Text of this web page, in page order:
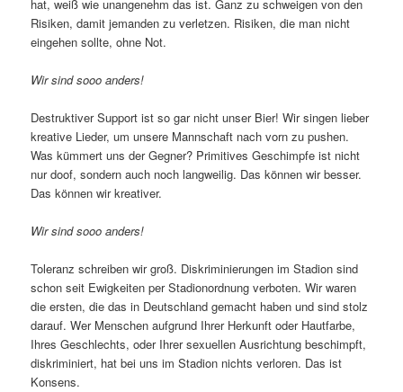
hat, weiß wie unangenehm das ist. Ganz zu schweigen von den
Risiken, damit jemanden zu verletzen. Risiken, die man nicht
eingehen sollte, ohne Not.
Wir sind sooo anders!
Destruktiver Support ist so gar nicht unser Bier! Wir singen lieber
kreative Lieder, um unsere Mannschaft nach vorn zu pushen.
Was kümmert uns der Gegner? Primitives Geschimpfe ist nicht
nur doof, sondern auch noch langweilig. Das können wir besser.
Das können wir kreativer.
Wir sind sooo anders!
Toleranz schreiben wir groß. Diskriminierungen im Stadion sind
schon seit Ewigkeiten per Stadionordnung verboten. Wir waren
die ersten, die das in Deutschland gemacht haben und sind stolz
darauf. Wer Menschen aufgrund Ihrer Herkunft oder Hautfarbe,
Ihres Geschlechts, oder Ihrer sexuellen Ausrichtung beschimpft,
diskriminiert, hat bei uns im Stadion nichts verloren. Das ist
Konsens.